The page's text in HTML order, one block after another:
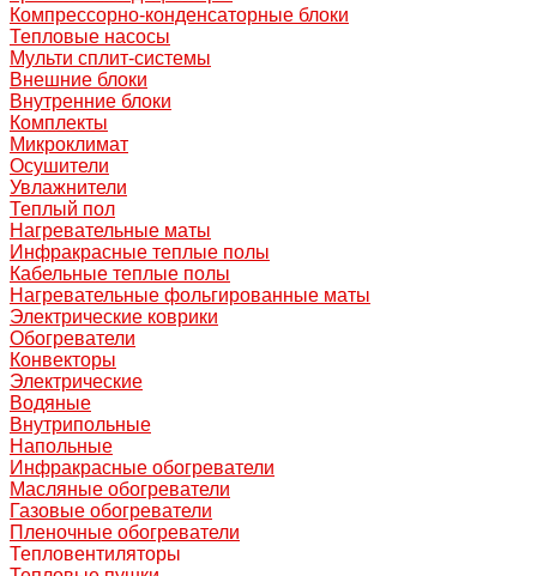
Компрессорно-конденсаторные блоки
Тепловые насосы
Мульти сплит-системы
Внешние блоки
Внутренние блоки
Комплекты
Микроклимат
Осушители
Увлажнители
Теплый пол
Нагревательные маты
Инфракрасные теплые полы
Кабельные теплые полы
Нагревательные фольгированные маты
Электрические коврики
Обогреватели
Конвекторы
Электрические
Водяные
Внутрипольные
Напольные
Инфракрасные обогреватели
Масляные обогреватели
Газовые обогреватели
Пленочные обогреватели
Тепловентиляторы